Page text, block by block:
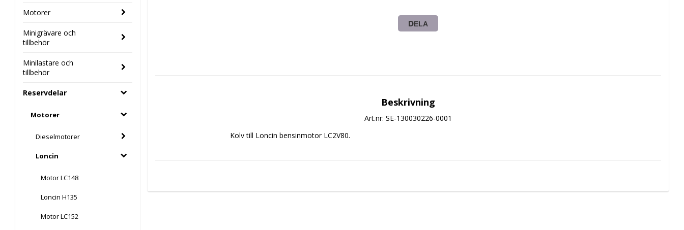
Motorer
Minigrävare och
tillbehör
Minilastare och
tillbehör
Reservdelar
Motorer
Dieselmotorer
Loncin
Motor LC148
Loncin H135
Motor LC152
DELA
Beskrivning
Art.nr: SE-130030226-0001
Kolv till Loncin bensinmotor LC2V80.